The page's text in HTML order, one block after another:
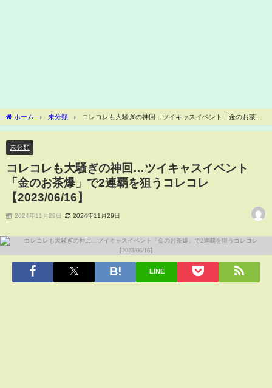
ホーム 未分類
コレコレも大騒ぎの神回…ツイキャスイベント「金のお茶
爆」で2連覇を狙うコレコレ【2023/06/16】
未分類
コレコレも大騒ぎの神回…ツイキャスイベント
「金のお茶爆」で2連覇を狙うコレコレ
【2023/06/16】
2024年11月29日 2024年11月29日
LINE